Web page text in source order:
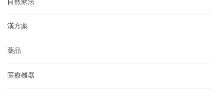
漢方薬
薬品
医療機器